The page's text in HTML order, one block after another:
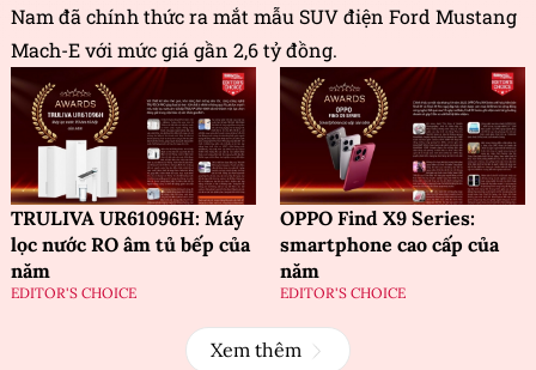
Nam đã chính thức ra mắt mẫu SUV điện Ford Mustang
Mach-E với mức giá gần 2,6 tỷ đồng.
TRULIVA UR61096H: Máy
lọc nước RO âm tủ bếp của
năm
EDITOR'S CHOICE
OPPO Find X9 Series:
smartphone cao cấp của
năm
EDITOR'S CHOICE
Xem thêm